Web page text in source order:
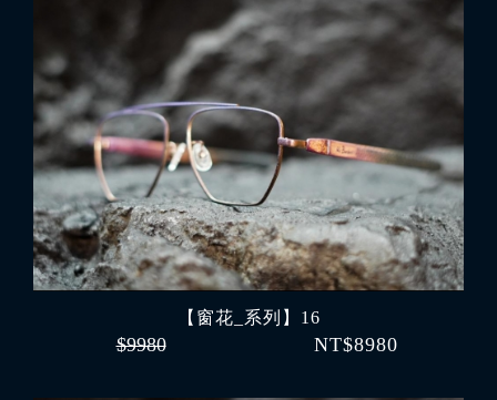
【窗花_系列】16
$9980 NT$8980